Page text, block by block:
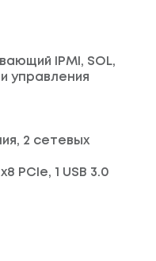
IPMI, SOL,
управления
2 сетевых
PCIe, 1 USB 3.0